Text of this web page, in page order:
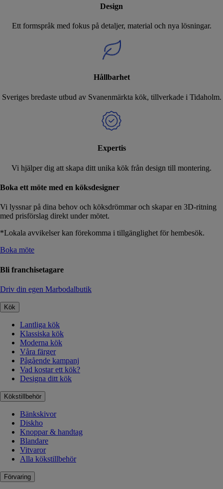
Design
Ett formspråk med fokus på detaljer, material och nya lösningar.
Hållbarhet
Sveriges bredaste utbud av Svanenmärkta kök, tillverkade i Tidaholm.
Expertis
Vi hjälper dig att skapa ditt unika kök från design till montering.
Boka ett möte med en köksdesigner
Vi lyssnar på dina behov och köksdrömmar och skapar en 3D-ritning
med prisförslag direkt under mötet.
*Lokala avvikelser kan förekomma i tillgänglighet för hembesök.
Boka möte
Bli franchisetagare
Driv din egen Marbodalbutik
Kök
Lantliga kök
Klassiska kök
Moderna kök
Våra färger
Pågående kampanj
Vad kostar ett kök?
Designa ditt kök
Kökstillbehör
Bänkskivor
Diskho
Knoppar & handtag
Blandare
Vitvaror
Alla kökstillbehör
Förvaring